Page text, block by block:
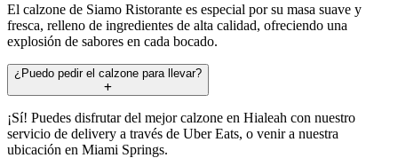
El calzone de Siamo Ristorante es especial por su masa suave y
fresca, relleno de ingredientes de alta calidad, ofreciendo una
explosión de sabores en cada bocado.
¿Puedo pedir el calzone para llevar?
¡Sí! Puedes disfrutar del mejor calzone en Hialeah con nuestro
servicio de delivery a través de Uber Eats, o venir a nuestra
ubicación en Miami Springs.